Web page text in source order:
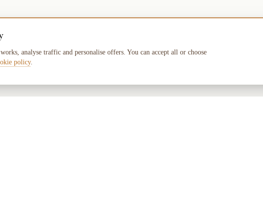
analyse traffic and personalise offers. You can accept all or choose
policy.